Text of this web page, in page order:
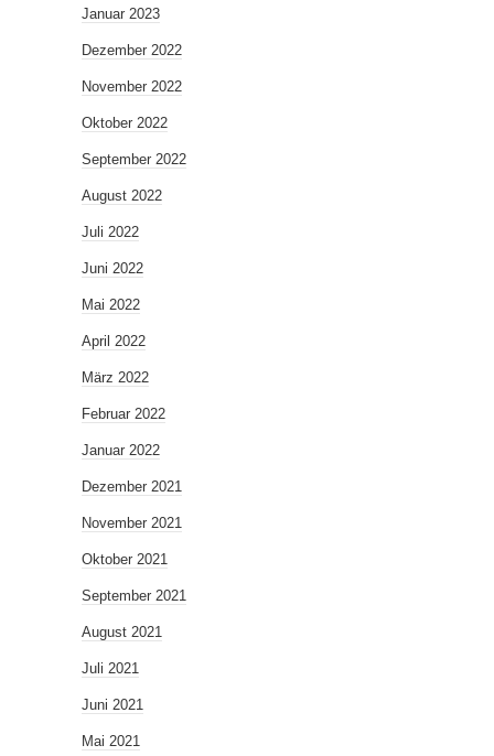
Januar 2023
Dezember 2022
November 2022
Oktober 2022
September 2022
August 2022
Juli 2022
Juni 2022
Mai 2022
April 2022
März 2022
Februar 2022
Januar 2022
Dezember 2021
November 2021
Oktober 2021
September 2021
August 2021
Juli 2021
Juni 2021
Mai 2021